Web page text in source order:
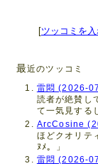
[ツッコミを入
最近のツッコミ
雷悶 (2026-
読者が絶賛し
て一気見する
ArcCosine
ほどクオリテ
ﾇﾒ。」
雷悶 (2026-